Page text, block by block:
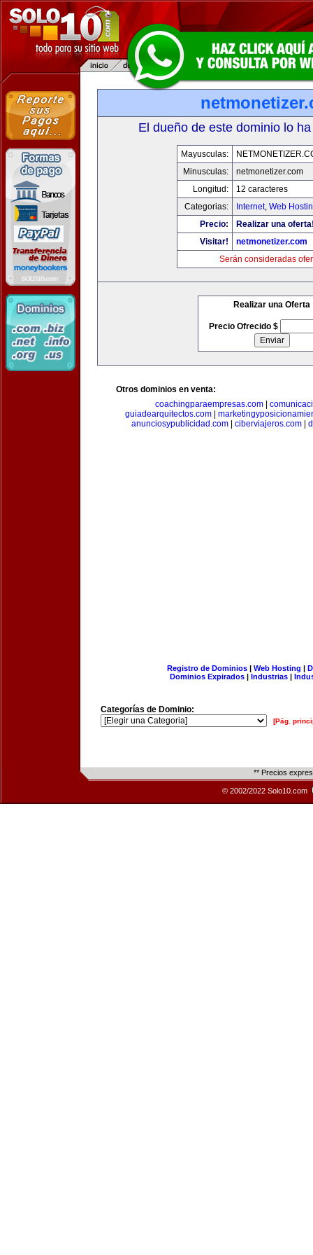
El dueño de este dominio lo
Mayusculas:
Minusculas:
netmonetizer.com
Longitud:
12 caracteres
Categorias:
Internet, Web
Precio:
Realizar una
Visitar!
netmonetizer.com
Serán consideradas
Realizar una Oferta
Precio Ofrecido $
Otros dominios en venta:
coachingparaempresas.com|
guiadearquitectos.com
anunciosypublicidad.com| ciberviajeros.com|
Registro de Dominios| Web Hosting |
Dominios Expirados | Industrias |
Categorías de Dominio:
[Pág.
** Precios
© 2002/2022 Solo10.com